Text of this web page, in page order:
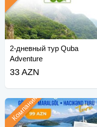
2-дневный тур Quba
Adventure
33 AZN
Компания